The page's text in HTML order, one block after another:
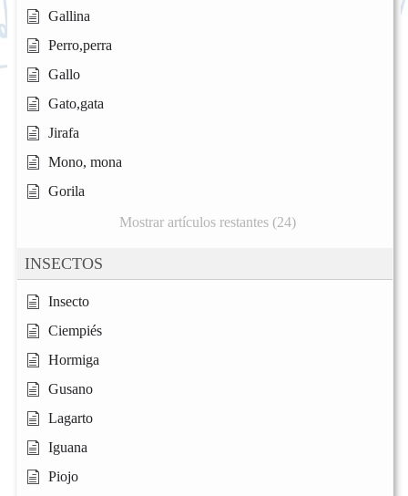
Gallina
Perro,perra
Gallo
Gato,gata
Jirafa
Mono, mona
Gorila
Mostrar artículos restantes (24)
INSECTOS
Insecto
Ciempiés
Hormiga
Gusano
Lagarto
Iguana
Piojo